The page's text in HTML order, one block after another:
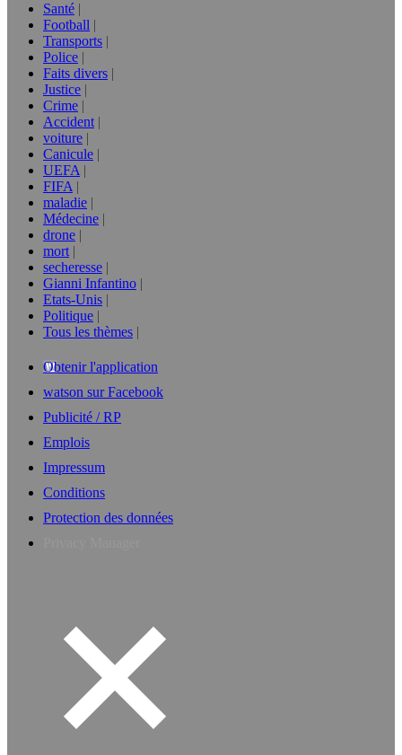
Santé
Football
Transports
Police
Faits divers
Justice
Crime
Accident
voiture
Canicule
UEFA
FIFA
maladie
Médecine
drone
mort
secheresse
Gianni Infantino
Etats-Unis
Politique
Tous les thèmes
Obtenir l'application
watson sur Facebook
Publicité / RP
Emplois
Impressum
Conditions
Protection des données